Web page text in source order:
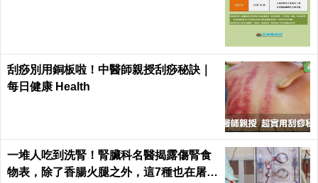
刮痧別用銅板啦！中醫師親授刮痧秘訣｜
每日健康 Health
一堆人吃到洗腎！腎臟科名醫揭露傷腎食
物表，除了香腸火腿之外，這7種也在屠殺